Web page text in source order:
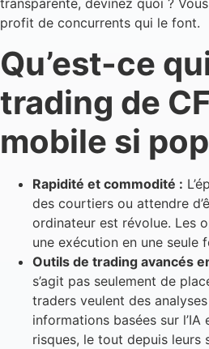
transparente, devinez quoi ?
profit de concurrents qui le font.
Qu’est-ce
trading de
mobile si
Rapidité et commodité :
des courtiers ou attendre
ordinateur est révolue. Les
une exécution en une seule
Outils de trading avancés
s’agit pas seulement de
traders veulent des
informations basées sur
risques, le tout depuis leurs